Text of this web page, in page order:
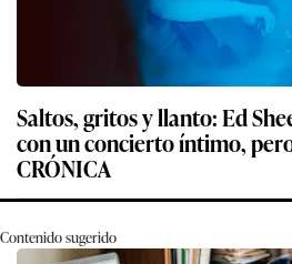
Saltos, gritos y llanto: Ed
con un concierto íntimo,
CRÓNICA
Contenido sugerido